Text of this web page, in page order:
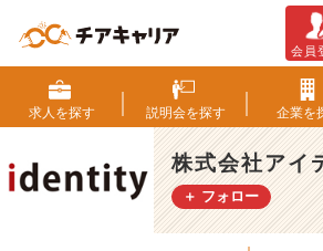
鍋
の
季
節
で
す
会員
求人を探す 説明会を探す 企業を
株式会社アイ
＋ フォロー